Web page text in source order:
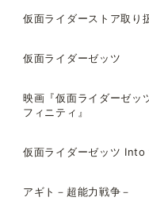
仮面ライダーストア取り
仮面ライダーゼッツ
映画『仮面ライダーゼッ
フィニティ』
仮面ライダーゼッツ
アギト－超能力戦争－